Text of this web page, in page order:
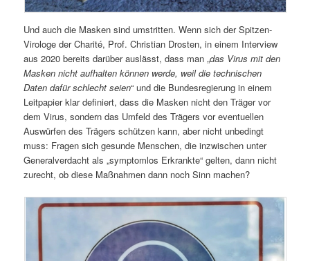
Und auch die Masken sind umstritten. Wenn sich der Spitzen-
Virologe der Charité, Prof. Christian Drosten, in einem Interview
aus 2020 bereits darüber auslässt, dass man „das Virus mit den
Masken nicht aufhalten können werde, weil die technischen
Daten dafür schlecht seien“ und die Bundesregierung in einem
Leitpapier klar definiert, dass die Masken nicht den Träger vor
dem Virus, sondern das Umfeld des Trägers vor eventuellen
Auswürfen des Trägers schützen kann, aber nicht unbedingt
muss: Fragen sich gesunde Menschen, die inzwischen unter
Generalverdacht als „symptomlos Erkrankte“ gelten, dann nicht
zurecht, ob diese Maßnahmen dann noch Sinn machen?